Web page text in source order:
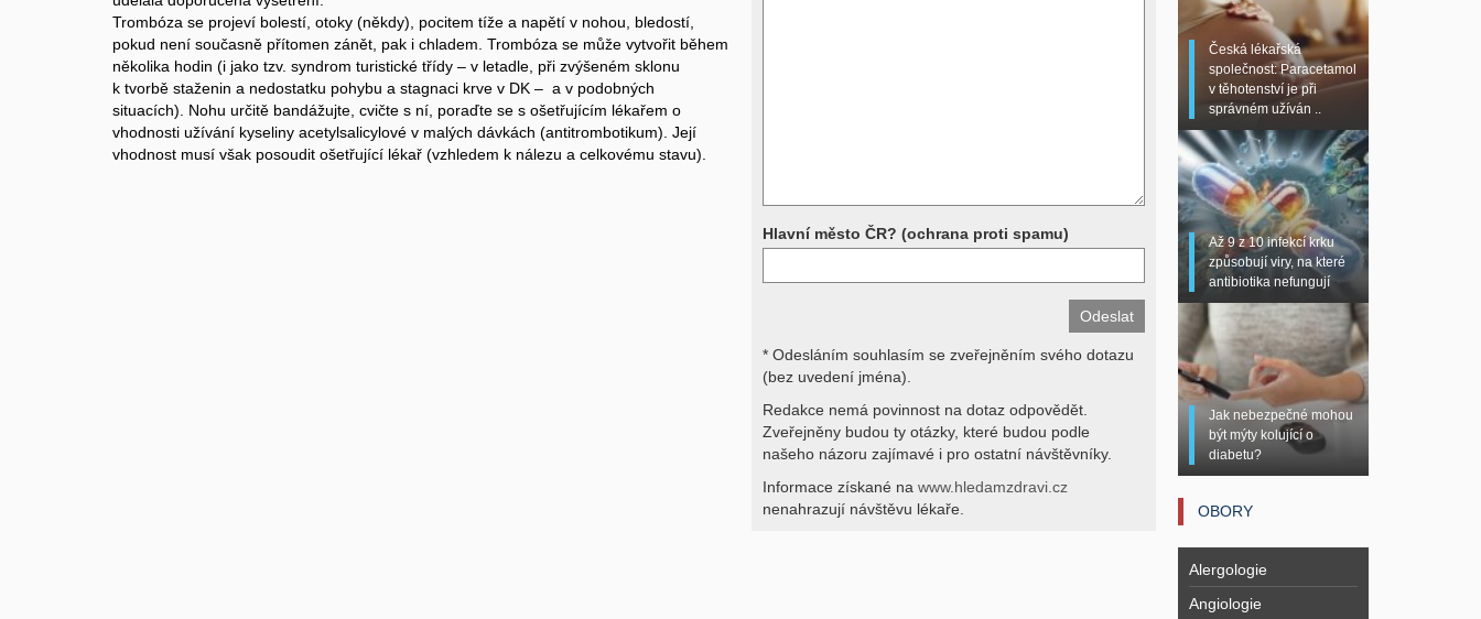
Trombóza se projeví bolestí, otoky (někdy), pocitem tíže a napětí v nohou, bledostí,
pokud není současně přítomen zánět, pak i chladem. Trombóza se může vytvořit během
několika hodin (i jako tzv. syndrom turistické třídy – v letadle, při zvýšeném sklonu
k tvorbě staženin a nedostatku pohybu a stagnaci krve v DK – a v podobných
situacích). Nohu určitě bandážujte, cvičte s ní, poraďte se s ošetřujícím lékařem o
vhodnosti užívání kyseliny acetylsalicylové v malých dávkách (antitrombotikum). Její
vhodnost musí však posoudit ošetřující lékař (vzhledem k nálezu a celkovému stavu).
Děkujeme za pochopení
Hlavní město ČR? (ochrana proti spamu)
* Odesláním souhlasím se zveřejněním svého dotazu
(bez uvedení jména).
Redakce nemá povinnost na dotaz odpovědět.
Zveřejněny budou ty otázky, které budou podle
našeho názoru zajímavé i pro ostatní návštěvníky.
Informace získané na www.hledamzdravi.cz
nenahrazují návštěvu lékaře.
Česká lékařská
společnost: Paracetamol
v těhotenství je při
správném užíván ..
Až 9 z 10 infekcí krku
způsobují viry, na které
antibiotika nefungují
Jak nebezpečné mohou
být mýty kolující o
diabetu?
OBORY
Alergologie
Angiologie